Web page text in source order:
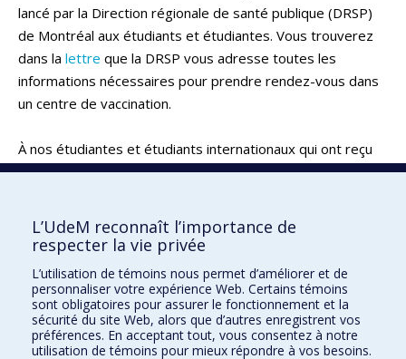
lancé par la Direction régionale de santé publique (DRSP)
de Montréal aux étudiants et étudiantes. Vous trouverez
dans la lettre que la DRSP vous adresse toutes les
informations nécessaires pour prendre rendez-vous dans
un centre de vaccination.
À nos étudiantes et étudiants internationaux qui ont reçu
une première dose du vaccinen dehors du Québec,nous
Québec
Retour
Toutes les communications
L’UdeM reconnaît l’importance de
respecter la vie privée
L’utilisation de témoins nous permet d’améliorer et de
personnaliser votre expérience Web. Certains témoins
sont obligatoires pour assurer le fonctionnement et la
sécurité du site Web, alors que d’autres enregistrent vos
préférences. En acceptant tout, vous consentez à notre
utilisation de témoins pour mieux répondre à vos besoins.